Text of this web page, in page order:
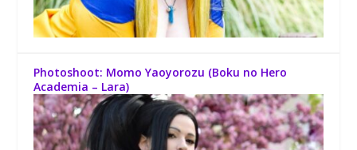
Photoshoot: Momo Yaoyorozu (Boku no Hero
Academia – Lara)